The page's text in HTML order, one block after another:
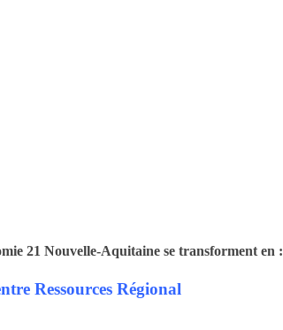
21 Nouvelle-Aquitaine se transforment en :
Ressources Régional